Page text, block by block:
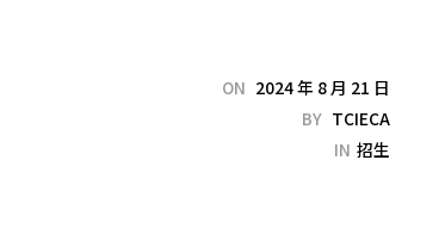
ON 2024 年 8 月 21 日
BY TCIECA
IN 招生